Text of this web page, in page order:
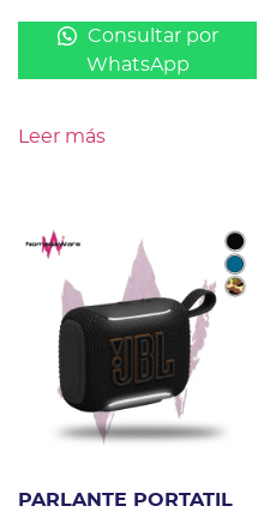
Consultar por
WhatsApp
Leer más
PARLANTE PORTATIL